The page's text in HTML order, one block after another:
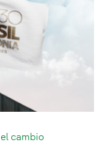
cambio